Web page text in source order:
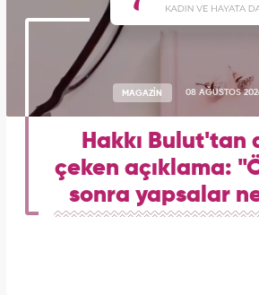
MAGAZİN 08 AĞUSTOS
Hakkı Bulut'tan
çeken açıklama:
sonra yapsalar